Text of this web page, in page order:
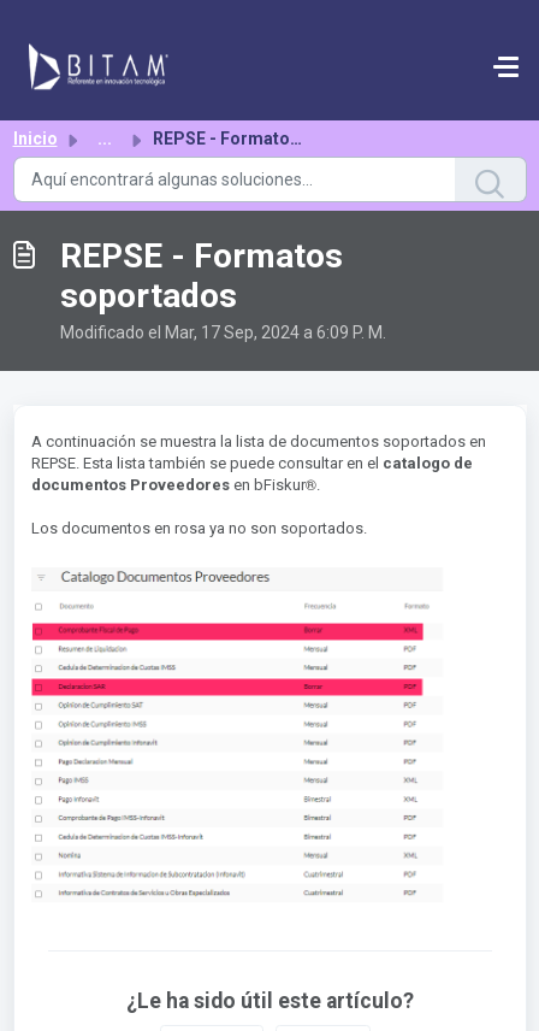
Inicio ... REPSE - Formatos soportados
REPSE - Formatos
soportados
Modificado el Mar, 17 Sep, 2024 a 6:09 P. M.
A continuación se muestra la lista de documentos soportados en
REPSE. Esta lista también se puede consultar en el catalogo de
documentos Proveedoresen bFiskur®︎.
Los documentos en rosa ya no son soportados.
¿Le ha sido útil este artículo?